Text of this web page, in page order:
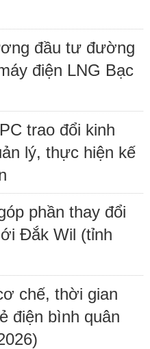
đầu tư đường
điện LNG Bạc
trao đổi kinh
lý, thực hiện kế
phần thay đổi
Đắk Wil (tỉnh
chế, thời gian
điện bình quân